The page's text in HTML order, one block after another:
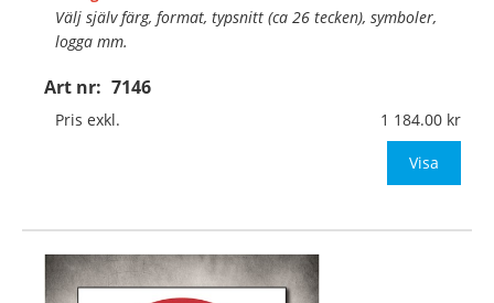
Art nr: 7146
Välj själv färg, format, typsnitt (ca 26 tecken), symboler,
logga mm.
Material:Självhäftande, specialanpassat, halkfritt
material för golv
400x400mm (eller annat mått upp till 0,16m
Pris exkl. 1 184.00
Visa